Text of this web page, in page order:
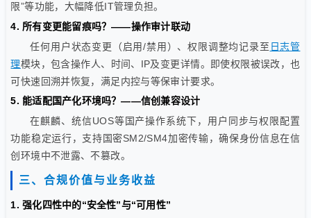
限”等功能，大幅降低IT管理负担。
4. 所有变更能留痕吗？——操作审计联动
任何用户状态变更（启用/禁用）、权限调整均记录至 日志管
理模块，包含操作人、时间、IP及变更详情。即使权限被误改，也
可快速回溯并恢复，满足内控与等保审计要求。
5. 能适配国产化环境吗？——信创兼容设计
在麒麟、统信UOS等国产操作系统下，用户同步与权限配置
功能稳定运行，支持国密SM2/SM4加密传输，确保身份信息在信
创环境中不泄露、不篡改。
三、合规价值与业务收益
1. 强化四性中的“安全性”与“可用性”